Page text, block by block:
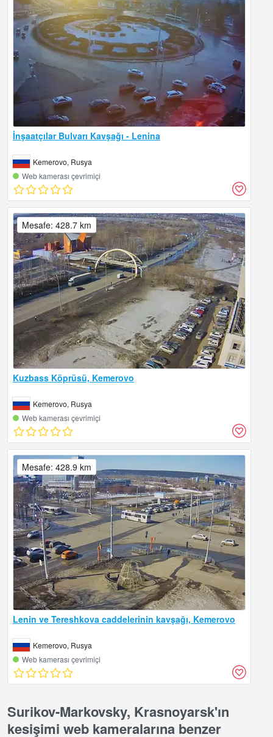
İnşaatçılar Bulvarı Kavşağı - Lenina
Kemerovo, Rusya
Web kamerası çevrimiçi
Kuzbass Köprüsü, Kemerovo
Kemerovo, Rusya
Web kamerası çevrimiçi
Mesafe: 428.7 km
Lenin ve Tereshkova caddelerinin kavşağı, Kemerovo
Kemerovo, Rusya
Web kamerası çevrimiçi
Mesafe: 428.9 km
Surikov-Markovsky, Krasnoyarsk'ın
kesişimi web kameralarına benzer